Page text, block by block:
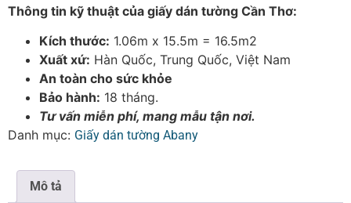
Thông tin kỹ thuật của giấy dán tường Cần Thơ:
Kích thước: 1.06m x 15.5m = 16.5m2
Xuất xứ: Hàn Quốc, Trung Quốc, Việt Nam
An toàn cho sức khỏe
Bảo hành: 18 tháng.
Tư vấn miễn phí, mang mẫu tận nơi.
Danh mục: Giấy dán tường Abany
Mô tả